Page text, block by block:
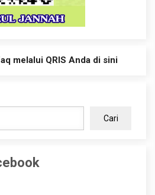
melalui QRIS Anda di sini
Cari